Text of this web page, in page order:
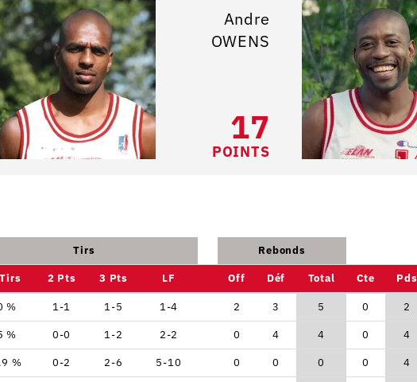
Andre
OWENS
17
POINTS
Tirs Rebonds
2 Pts 3 Pts LF Off Déf Total Cte Pds
% 1-1 1-5 1-4 2 3 5 0 2
% 0-0 1-2 2-2 0 4 4 0 4
% 0-2 2-6 5-10 0 0 0 0 4